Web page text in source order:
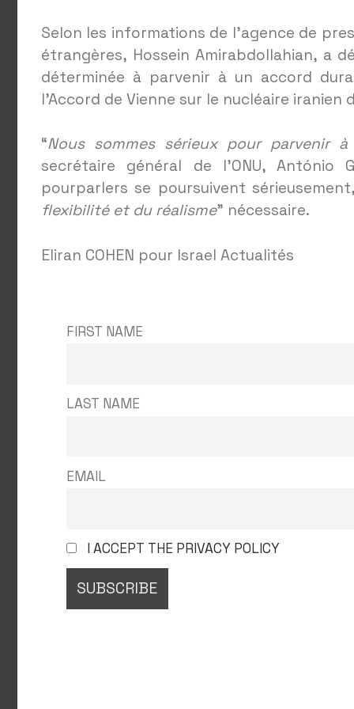
Selon les informations de l’agence de
étrangères, Hossein Amirabdollahian, a
déterminée à parvenir à un accord
l’Accord de Vienne sur le nucléaire iranien
“Nous sommes sérieux pour parvenir
secrétaire général de l’ONU,
pourparlers se poursuivent
flexibilité et du réalisme” nécessaire.
Eliran COHEN pour Israel Actualités
FIRST NAME
LAST NAME
EMAIL
I ACCEPT THE PRIVACY POLICY